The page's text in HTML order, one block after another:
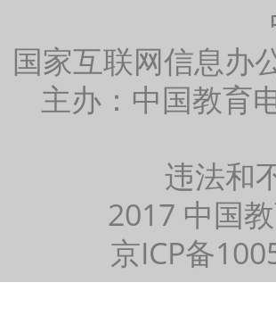
国家互联网信息办
主办：中国教育
违法和
2017 中国
京ICP备